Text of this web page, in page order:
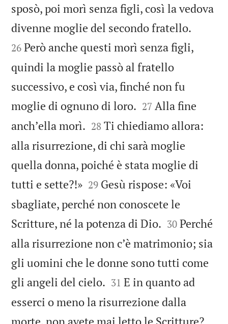
sposò, poi morì senza figli, così la vedova
divenne moglie del secondo fratello.
26 Però anche questi morì senza figli,
quindi la moglie passò al fratello
successivo, e così via, finché non fu
moglie di ognuno di loro. 

27 Alla fine
anchʼella morì. 

28 Ti chiediamo allora:
alla risurrezione, di chi sarà moglie
quella donna, poiché è stata moglie di
tutti e sette?!»
29 Gesù rispose: «Voi
sbagliate, perché non conoscete le
Scritture, né la potenza di Dio. 

30 Perché
alla risurrezione non cʼè matrimonio; sia
gli uomini che le donne sono tutti come
gli angeli del cielo. 

31 E in quanto ad
esserci o meno la risurrezione dalla